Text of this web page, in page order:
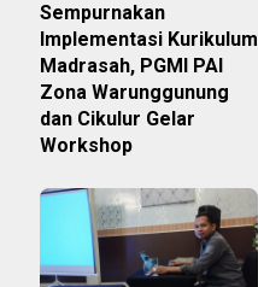
Sempurnakan
Implementasi Kurikulum
Madrasah, PGMI PAI
Zona Warunggunung
dan Cikulur Gelar
Workshop